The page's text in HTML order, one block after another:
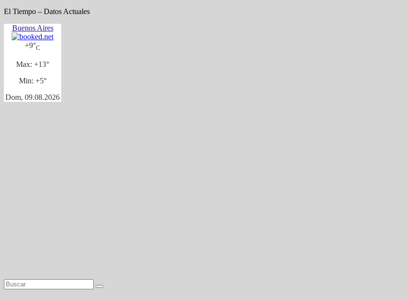
El Tiempo – Datos Actuales
Buenos Aires
+9°C
Max: +13°
Min: +5°
Dom, 09.08.2026